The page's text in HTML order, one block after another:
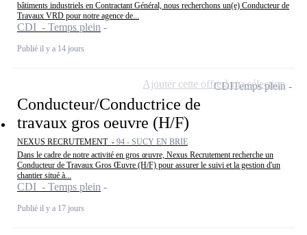
bâtiments industriels en Contractant Général, nous recherchons un(e) Conducteur de
Travaux VRD pour notre agence de...
CDI - Temps plein
Publié il y a 14 jours
Conducteur/Conductrice de
travaux gros oeuvre (H/F)
NEXUS RECRUTEMENT - 94 - SUCY EN BRIE
Dans le cadre de notre activité en gros œuvre, Nexus Recrutement recherche un
Conducteur de Travaux Gros Œuvre (H/F) pour assurer le suivi et la gestion d'un
chantier situé à...
CDI - Temps plein
Publié il y a 17 jours
CDITemps plein
Ajouter cette offre à ma sélection